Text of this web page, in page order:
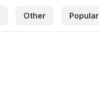
Other Popular